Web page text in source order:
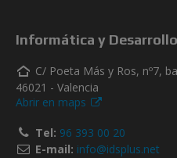
Informática y
C/ Poeta Más y Ros, nº7,
46021 - Valencia
Abrir en maps
Tel: 96 393 00 20
E-mail: info@idsplus.net